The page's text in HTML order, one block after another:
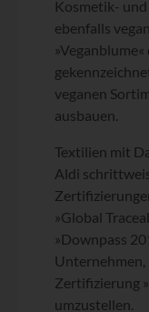
Kosmetik-
ebenfalls
veganen
ausbauen.
Textilien mit
Aldi
»Global
»Downpass
Zertifizierung
umzustellen.